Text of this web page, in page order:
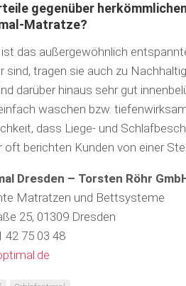
gegenüber
Matratze?
das außergewöhnlich
sind, tragen sie auch zu
darüber hinaus sehr gut
waschen bzw.
dass Liege- und
oft berichten Kunden von einer
Dresden – Torsten Röhr
Matratzen und Bettsysteme
25, 01309 Dresden
42 75 03 48